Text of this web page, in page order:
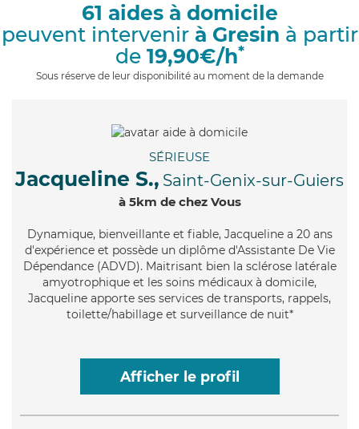
i
61 aides à domicile
peuvent intervenir à Gresin à partir
de 19,90€/h*
Sous réserve de leur disponibilité au moment de la demande
SÉRIEUSE
Jacqueline S., Saint-Genix-sur-Guiers
à 5km de chez Vous
Dynamique, bienveillante et fiable, Jacqueline a 20 ans
d'expérience et possède un diplôme d'Assistante De Vie
Dépendance (ADVD). Maitrisant bien la sclérose latérale
amyotrophique et les soins médicaux à domicile,
Jacqueline apporte ses services de transports, rappels,
toilette/habillage et surveillance de nuit*
Afficher le profil